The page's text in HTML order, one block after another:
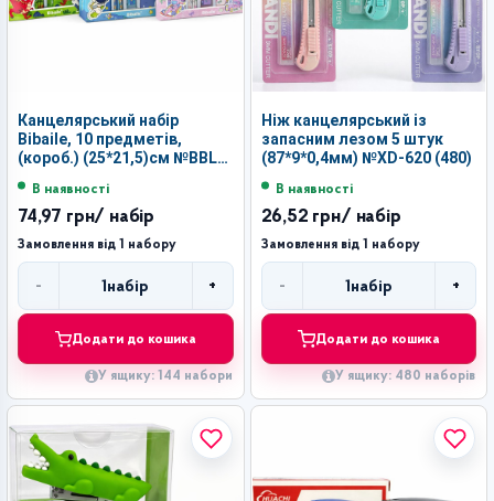
Канцелярський набір
Bibaile, 10 предметів,
(короб.) (25*21,5)см №BBL-
В наявності
74,97 грн/ набір
Замовлення від 1 набору
-
Кількість
1 набір +
Додати до кошика
У ящику: 144 набори
Ніж канцелярський із
запасним лезом 5 штук
(87*9*0,4мм) №XD-620 (480)
В наявності
26,52 грн/ набір
Замовлення від 1 набору
-
Кількість
1 набір +
Додати до кошика
У ящику: 480 наборів